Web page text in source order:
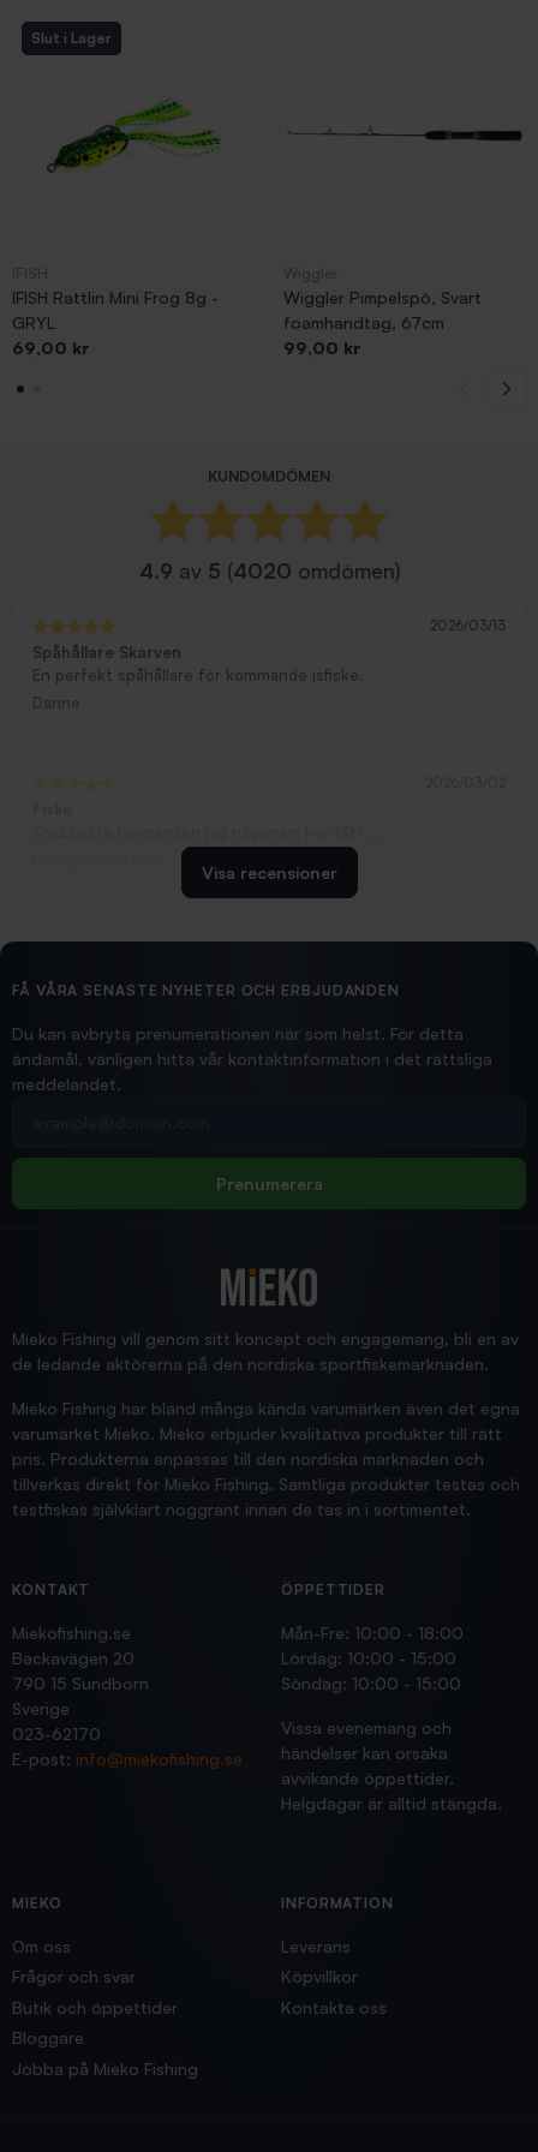
Slut i Lager
IFISH Rattlin Mini Frog 8g -
GRYL
Pris
69,00 kr
Wiggler Pimpelspö, Svart
foamhandtag, 67cm
Pris
99,00 kr
KUNDOMDÖMEN
4.9 av 5 (4020 omdömen)
2026/03/13
Spåhållare Skarven
En perfekt spåhållare för kommande isfiske.
Danne
2026/02/19
Hittade exakt vad jag behövde. Snabb och bra...
Jensa
Visa recensioner
FÅ VÅRA SENASTE NYHETER OCH ERBJUDANDEN
Du kan avbryta prenumerationen när som helst. För detta
ändamål, vänligen hitta vår kontaktinformation i det rättsliga
meddelandet.
Prenumerera
Mieko Fishing vill genom sitt koncept och engagemang, bli en av
de ledande aktörerna på den nordiska sportfiskemarknaden.
Mieko Fishing har bland många kända varumärken även det egna
varumärket Mieko. Mieko erbjuder kvalitativa produkter till rätt
pris. Produkterna anpassas till den nordiska marknaden och
tillverkas direkt för Mieko Fishing. Samtliga produkter testas och
testfiskas självklart noggrant innan de tas in i sortimentet.
KONTAKT
Miekofishing.se
Backavägen 20
790 15 Sundborn
Sverige
023-62170
E-post: info@miekofishing.se
ÖPPETTIDER
Mån-Fre: 10:00 - 18:00
Lördag: 10:00 - 15:00
Söndag: 10:00 - 15:00
Vissa evenemang och
händelser kan orsaka
avvikande öppettider.
Helgdagar är alltid stängda.
MIEKO
Om oss
Frågor och svar
Butik och öppettider
Bloggare
Jobba på Mieko Fishing
INFORMATION
Leverans
Köpvillkor
Kontakta oss